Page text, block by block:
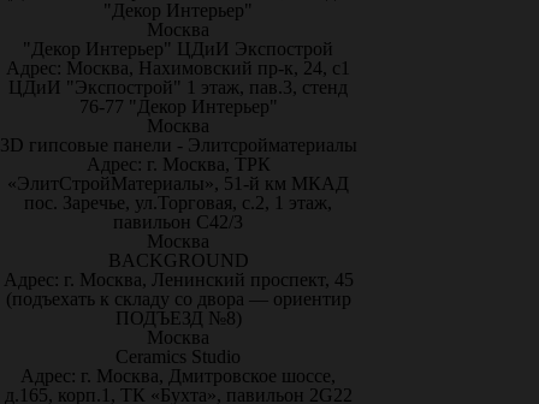
"Декор Интерьер"
Москва
"Декор Интерьер" ЦДиИ Экспострой
Адрес: Москва, Нахимовский пр-к, 24, с1
ЦДиИ "Экспострой" 1 этаж, пав.3, стенд
76-77 "Декор Интерьер"
Москва
3D гипсовые панели - Элитсройматериалы
Адрес: г. Москва, ТРК
«ЭлитСтройМатериалы», 51-й км МКАД
пос. Заречье, ул.Торговая, с.2, 1 этаж,
павильон С42/3
Москва
BACKGROUND
Адрес: г. Москва, Ленинский проспект, 45
(подъехать к складу со двора — ориентир
ПОДЪЕЗД №8)
Москва
Ceramics Studio
Адрес: г. Москва, Дмитровское шоссе,
д.165, корп.1, ТК «Бухта», павильон 2G22